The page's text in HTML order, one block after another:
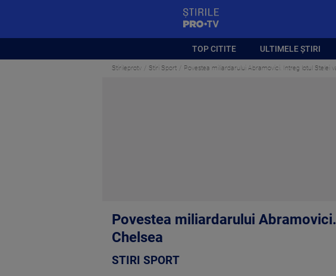
TOP CITITE ULTIMELE ȘTIRI
Stirileprotv Stiri Sport Povestea miliardarului Abramovici. Intreg lotul Stelei
Povestea miliardarului
Chelsea
STIRI SPORT